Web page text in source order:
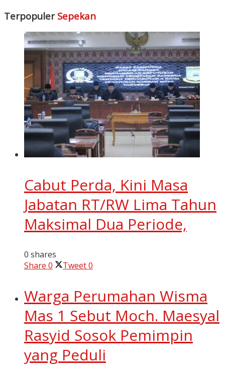
Terpopuler Sepekan
Cabut Perda, Kini Masa
Jabatan RT/RW Lima Tahun
Maksimal Dua Periode,
0 shares
Share 0 Tweet0
Warga Perumahan Wisma
Mas 1 Sebut Moch. Maesyal
Rasyid Sosok Pemimpin
yang Peduli